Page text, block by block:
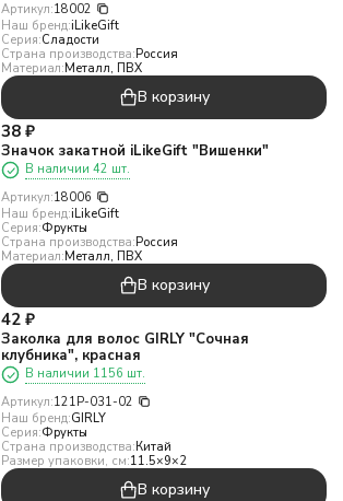
Артикул:18002
Наш бренд:iLikeGift
Серия:Сладости
Страна производства:Россия
Материал:Металл, ПВХ
В корзину
38 ₽
Значок закатной iLikeGift "Вишенки"
В наличии 42 шт.
Артикул:18006
Наш бренд:iLikeGift
Серия:Фрукты
Страна производства:Россия
Материал:Металл, ПВХ
В корзину
42 ₽
Заколка для волос GIRLY "Сочная
клубника", красная
В наличии 1156 шт.
Артикул:121P-031-02
Наш бренд:GIRLY
Серия:Фрукты
Страна производства:Китай
Размер упаковки, см:11.5×9×2
В корзину